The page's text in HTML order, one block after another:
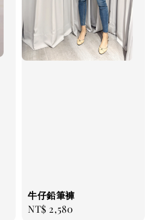
牛仔鉛筆褲
Regular
NT$ 2,580